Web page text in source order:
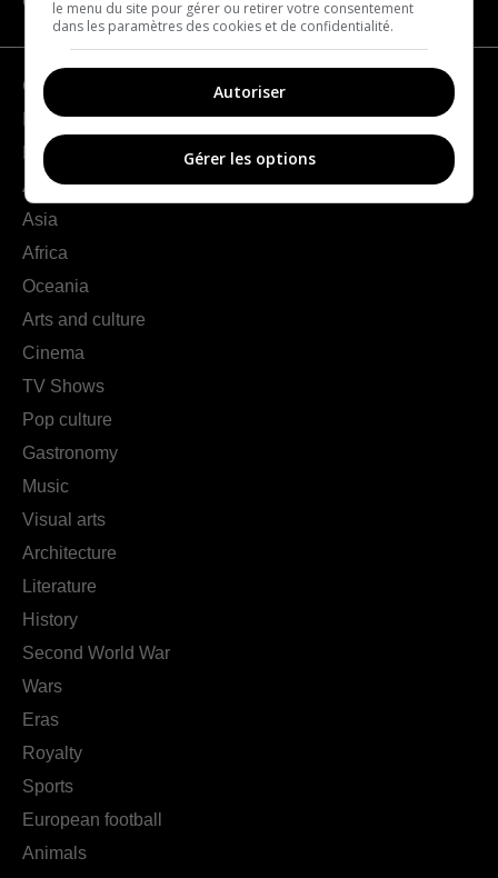
Geography
France
Europe
Americas
Asia
Africa
Oceania
Arts and culture
Cinema
TV Shows
Pop culture
Gastronomy
Music
Visual arts
Architecture
Literature
History
Second World War
Wars
Eras
Royalty
Sports
European football
Animals
le menu du site pour gérer ou retirer votre consentement
dans les paramètres des cookies et de confidentialité.
Autoriser
Gérer les options